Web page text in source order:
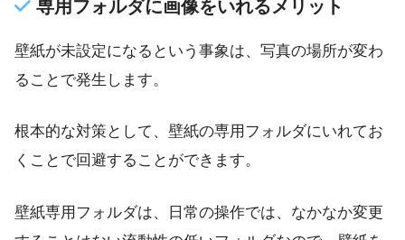
専用フォルダに画像をいれるメリット
壁紙が未設定になるという事象は、写真の場所が変わ
ることで発生します。
根本的な対策として、壁紙の専用フォルダにいれてお
くことで回避することができます。
壁紙専用フォルダは、日常の操作では、なかなか変更